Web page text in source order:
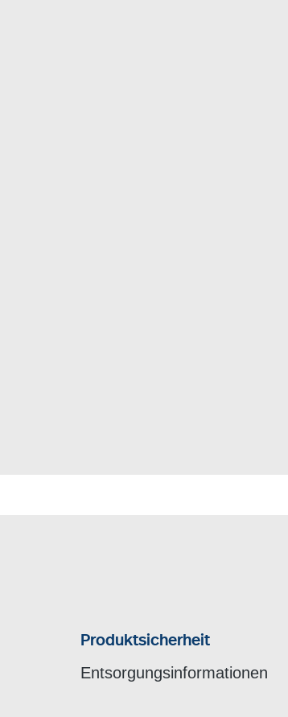
Produktsicherheit
Entsorgungsinformationen